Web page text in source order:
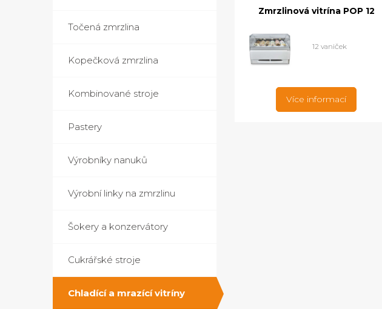
Točená zmrzlina
Kopečková zmrzlina
Kombinované stroje
Pastery
Výrobníky nanuků
Výrobní linky na zmrzlinu
Šokery a konzervátory
Cukrářské stroje
Chladící a mrazící vitríny
Zmrzlinová vitrína POP 12
12 vaniček
Více informací